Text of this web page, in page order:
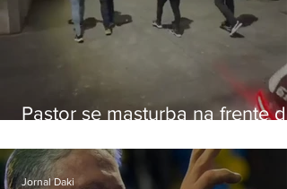
Pastor se masturba na frente de
Jornal Daki